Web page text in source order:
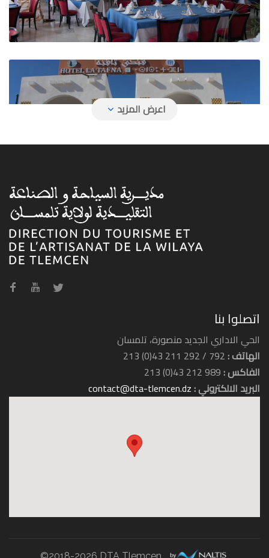
فندق تافنة
فندق حمام بوغرارة
فندق الرياض
اتصلوا بنا
الحي الاداري الجديد منصورة، تلمسان
الهاتف :792 / 292 211 43(0) 213
الفاكس :989 212 43(0) 213
البريد الالكتروني :contact@dta-tlemcen.dz
©2018-2026 DTA Tlemcen.